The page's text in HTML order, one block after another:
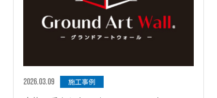
ます！ ありがとうございました。 この度はご依頼あり
がとうございました。
2026.03.09 施工事例